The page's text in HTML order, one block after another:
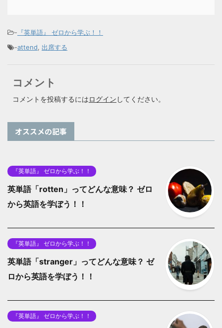
- 『英単語』 ゼロから学ぶ！！
-attend, 出席する
コメント
コメントを投稿するにはログイン してください。
オススメの記事
『英単語』 ゼロから学ぶ！！
英単語「rotten」ってどんな意味？ ゼロ
から英語を学ぼう！！
『英単語』 ゼロから学ぶ！！
英単語「stranger」ってどんな意味？ ゼ
ロから英語を学ぼう！！
『英単語』 ゼロから学ぶ！！